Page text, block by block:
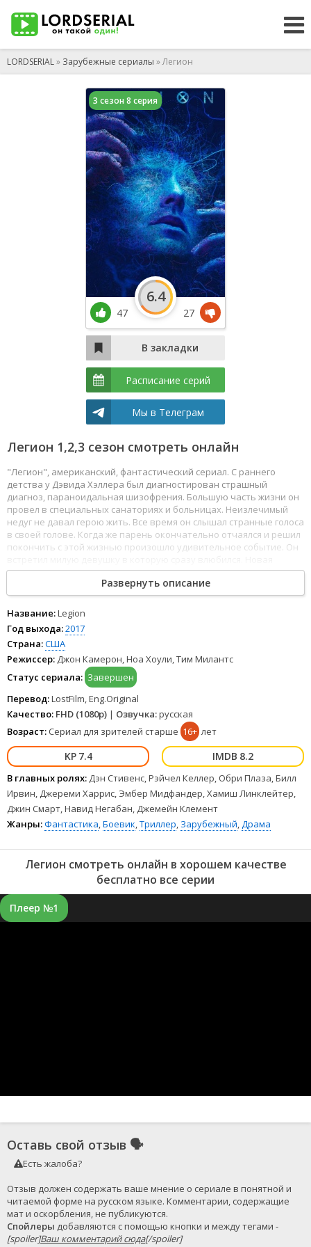
LORDSERIAL» Зарубежные сериалы » Легион
Легион 1,2,3 сезон смотреть онлайн
"Легион", американский, фантастический сериал. С раннего
детства у Дэвида Хэллера был диагностирован страшный
диагноз, параноидальная шизофрения. Большую часть жизни он
провел в специальных санаториях и больницах. Неизлечимый
недуг не давал герою жить. Все время он слышал странные голоса
в своей голове. Когда же парень окончательно отчаялся и решил
покончить с этой жизнью произошло удивительное событие. Он
знакомая помогла герою осознать что он не сумасшедший.
Смотреть Легион все серии сериала подряд онлайн бесплатно в
хорошем качестве онлайн FullHD 1080p полностью на русском
языке и на любых устройствах LordFilm.
Развернуть описание
Название:Legion
Год выхода:2017
Страна:США
Режиссер: Джон Камерон, Ноа Хоули, Тим Милантс
Статус сериала: Завершен
Перевод:LostFilm, Eng.Original
Качество: FHD (1080p) | Озвучка:русская
Возраст: Сериал для зрителей старше 16+ лет
7.4 8.2
В главных ролях: Дэн Стивенс, Рэйчел Келлер, Обри Плаза, Билл
Ирвин, Джереми Харрис, Эмбер Мидфандер, Хамиш Линклейтер,
Джин Смарт, Навид Негабан, Джемейн Клемент
Жанры:Фантастика,Боевик,Триллер, Зарубежный,Драма
3 сезон 8 серия
47
6.4
27
Расписание серий
Мы в Телеграм
Легион смотреть онлайн в хорошем качестве
бесплатно все серии
Плеер №1
Оставь свой отзыв 🗣
Есть жалоба?
Отзыв должен содержать ваше мнение о сериале в понятной и
читаемой форме на русском языке. Комментарии, содержащие
Спойлеры добавляются с помощью кнопки и между тегами -
[spoiler]Ваш комментарий сюда[/spoiler]